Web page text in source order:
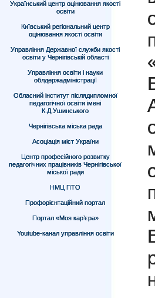
Український центр оцінювання якості
освіти
Київський регіональний центр
оцінювання якості освіти
Управління Державної служби якості
освіти у Чернігівській області
Управління освіти і науки
облдержадміністрації
Обласний інститут післядипломної
педагогічної освіти імені
К.Д.Ушинського
Чернігівська міська рада
Асоціація міст України
Центр професійного розвитку
педагогічних працівників Чернігівської
міської ради
НМЦ ПТО
Профорієнтаційний портал
Портал «Моя кар’єра»
Youtube-канал управління освіти